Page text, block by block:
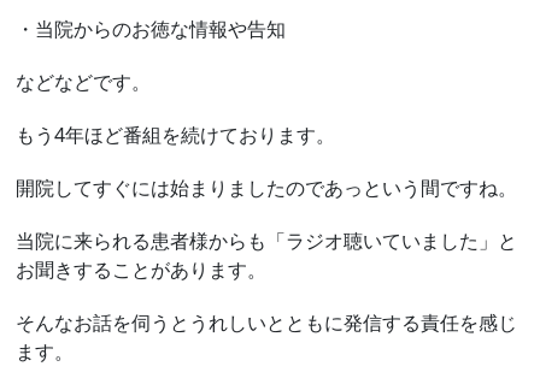
・当院からのお徳な情報や告知
などなどです。
もう4年ほど番組を続けております。
開院してすぐには始まりましたのであっという間ですね。
当院に来られる患者様からも「ラジオ聴いていました」と
お聞きすることがあります。
そんなお話を伺うとうれしいとともに発信する責任を感じ
ます。